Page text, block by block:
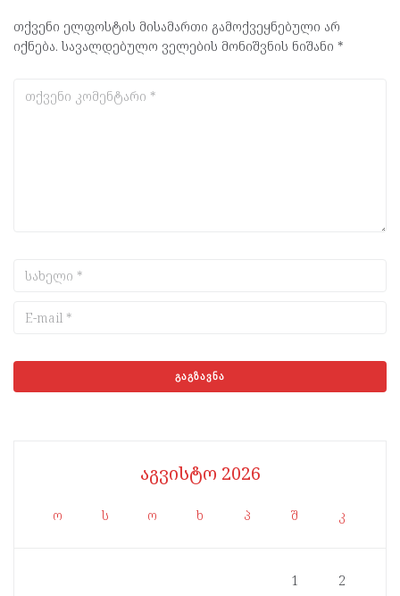
თქვენი ელფოსტის მისამართი გამოქვეყნებული არ
იქნება. სავალდებულო ველების მონიშვნის ნიშანი *
აგვისტო 2026
ო ს ო ხ პ შ კ
1 2